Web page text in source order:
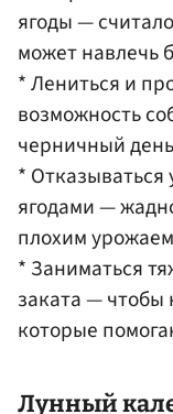
ягоды —
может навлечь
* Лениться и
возможность
черничный
* Отказываться
ягодами —
плохим
* Заниматься
заката — чтобы
которые
Лунный